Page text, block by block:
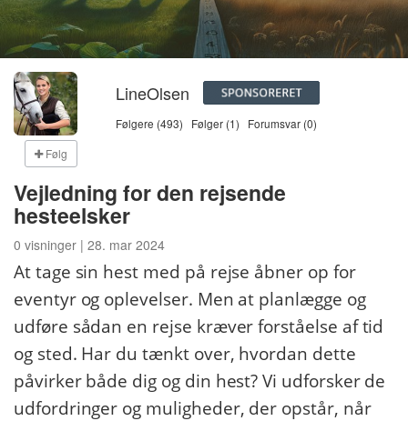
Følg
LineOlsen
Følgere (493) Følger (1) Forumsvar (0)
Vejledning for den rejsende
hesteelsker
0 visninger | 28. mar 2024
At tage sin hest med på rejse åbner op for
eventyr og oplevelser. Men at planlægge og
udføre sådan en rejse kræver forståelse af tid
og sted. Har du tænkt over, hvordan dette
påvirker både dig og din hest? Vi udforsker de
udfordringer og muligheder, der opstår, når